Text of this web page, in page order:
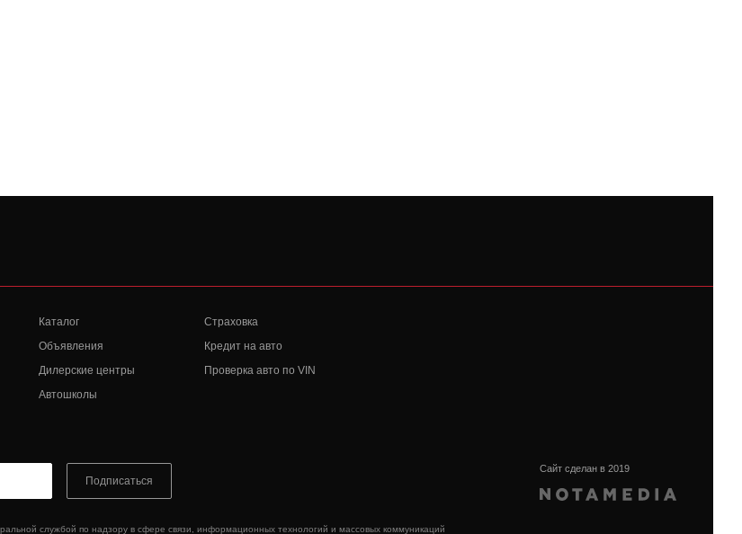
Каталог
Объявления
Дилерские центры
Автошколы
Страховка
Кредит на авто
Проверка авто по VIN
службой по надзору в сфере связи, информационных технологий и массовых коммуникаций
Подписаться
Сайт сделан в 2019